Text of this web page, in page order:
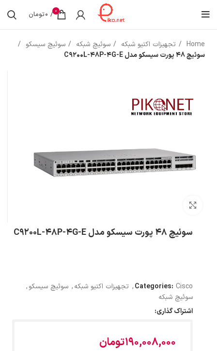
0
/
0تومان
Home تجهیزات اکتیو شبکه سوئیچ شبکه
سوئیچ سیسکو
سوئیچ 48 پورت سیسکو مدل C9200L-48P-4G-E
سوئیچ 48 پورت سیسکو مدل C9200L-48P-4G-E
Categories: Cisco
, تجهیزات اکتیو شبکه, سوئیچ سیسکو,
سوئیچ شبکه
اشتراک گذاری:
190,008,000تومان